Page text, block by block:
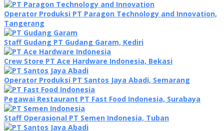
Operator Produksi PT Paragon Technology and Innovation,
Tangerang
Staff Gudang PT Gudang Garam, Kediri
Crew Store PT Ace Hardware Indonesia, Bekasi
Operator Produksi PT Santos Jaya Abadi, Semarang
Pegawai Restaurant PT Fast Food Indonesia, Surabaya
Staff Operasional PT Semen Indonesia, Tuban